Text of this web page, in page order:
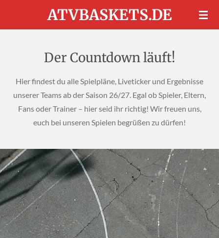
ATVBASKETS.DE
Der Countdown läuft!
Hier findest du alle Spielpläne, Liveticker und Ergebnisse
unserer Teams ab der Saison 26/27. Egal ob Spieler, Eltern,
Fans oder Trainer – hier seid ihr richtig! Wir freuen uns,
euch bei unseren Spielen begrüßen zu dürfen!